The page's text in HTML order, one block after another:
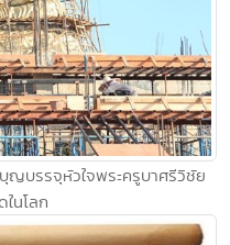
ญบรรจุหัวใจพระครูบาศรีวิชัย
นโลก